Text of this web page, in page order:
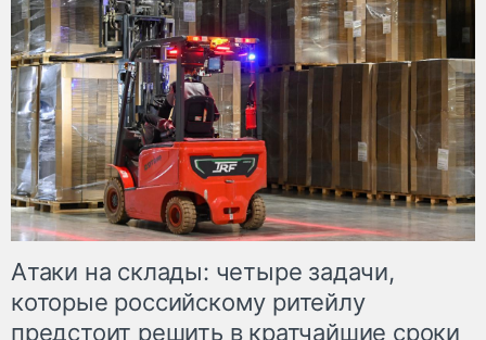
Атаки на склады: четыре задачи,
которые российскому ритейлу
предстоит решить в кратчайшие сроки